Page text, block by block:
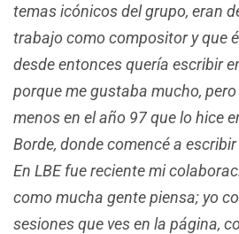
temas icónicos del grupo, eran
trabajo como compositor y que
desde entonces quería escribir
porque me gustaba mucho,
menos en el año 97 que lo hice
Borde, donde comencé a
En LBE fue reciente mi
como mucha gente piensa; yo
sesiones que ves en la página,